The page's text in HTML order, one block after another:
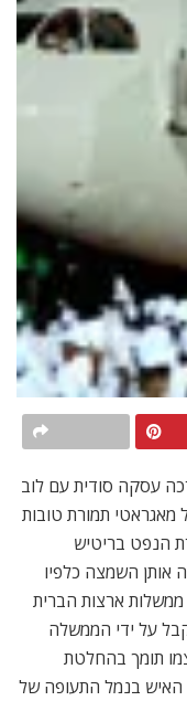
עסקה סודית עם לוב
תמורת טובות
הנפט בריטיש
אותן השמצה כלפיו
ממשלות ארצות הברית
על ידי הממשלה
תומך בהחלטת
האיש בנמל התעופה של